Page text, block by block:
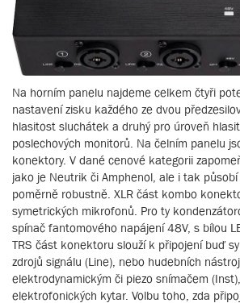
Na horním panelu najdeme celkem čtyři
nastavení zisku každého ze dvou
hlasitost sluchátek a druhý pro úroveň
poslechových monitorů. Na čelním panelu
konektory. V dané cenové kategorii
jako je Neutrik či Amphenol, ale i tak
poměrně robustně. XLR část kombo
symetrických mikrofonů. Pro ty
spínač fantomového napájení 48V, s bílou
TRS část konektoru slouží k připojení buď
zdrojů signálu (Line), nebo hudebních
elektrodynamickým či piezo snímačem
elektrofonických kytar. Volbu toho, zda